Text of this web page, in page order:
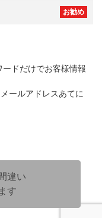
お勧め
ドだけでお客様情報
ールアドレスあてに
違い
す